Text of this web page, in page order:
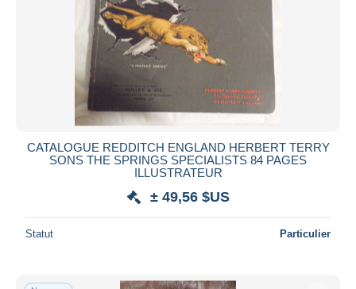
CATALOGUE REDDITCH ENGLAND HERBERT TERRY
SONS THE SPRINGS SPECIALISTS 84 PAGES
ILLUSTRATEUR
± 49,56 $US
Statut Particulier